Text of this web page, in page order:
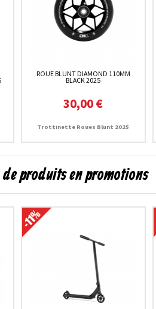
ROUE BLUNT DIAMOND 110MM
BLACK 2025
30,00 €
Trottinette Roues Blunt 2025
produits en promotions